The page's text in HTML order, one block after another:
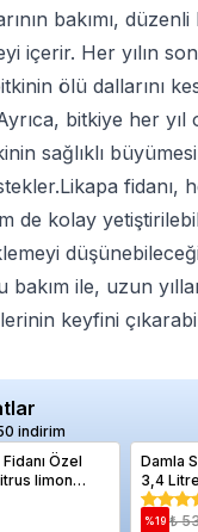
bakımı,
içerir. Her yılın
ölü dallarını
Ayrıca, bitkiye her
sağlıklı
fidanı,
de kolay
bakım ile, uzun
keyfini
indirim
Özel
limon
80 cm
Damla
3,4 Litre
%19 ₺